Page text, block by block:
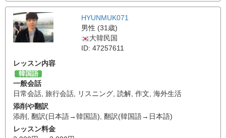
HYUNMUK071
男性 (31歳)
大韓民国
ID: 47257611
レッスン内容
韓国語
一般会話
日常会話 旅行会話 リスニング 読解 作文 海外生活
添削や翻訳
添削
翻訳(日本語→韓国語) 翻訳(韓国語→日本語)
レッスン料金